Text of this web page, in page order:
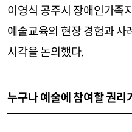
이영식 공주시 장애인가족
예술교육의 현장 경험과 사
시각을 논의했다.
누구나 예술에 참여할 권리